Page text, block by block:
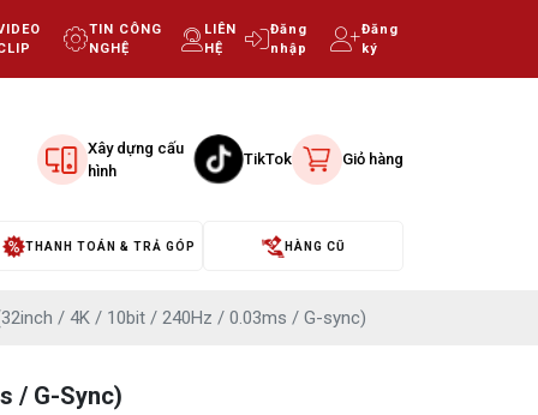
TIN CÔNG
NGHỆ
LIÊN
HỆ
Đăng
nhập
Đăng
ký
Xây dựng cấu
hình
TikTok Giỏ hàng
THANH TOÁN & TRẢ GÓP HÀNG CŨ
/ 4K / 10bit / 240Hz / 0.03ms / G-sync)
/ G-Sync)